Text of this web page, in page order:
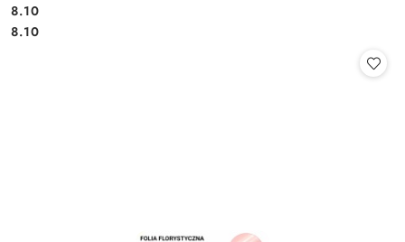
Cena:
8.10
Cena:
8.10